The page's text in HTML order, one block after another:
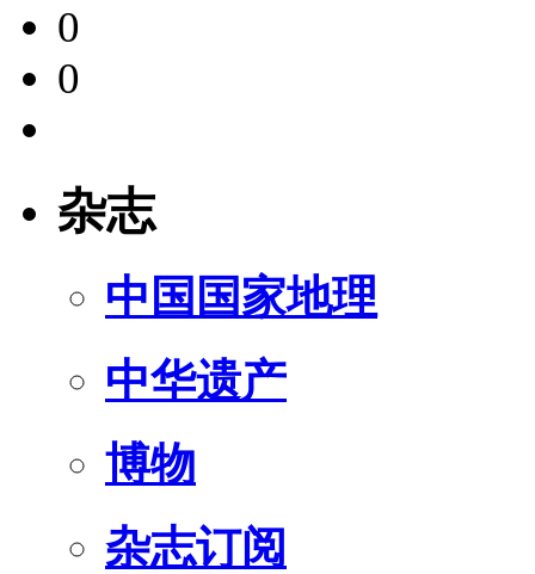
0
0
杂志
中国国家地理
中华遗产
博物
杂志订阅